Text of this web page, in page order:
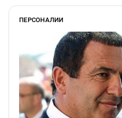
ПЕРСОНАЛИИ